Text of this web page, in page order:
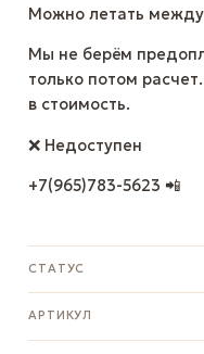
Можно летать
Мы не берём
только потом
в стоимость.
❌ Недоступен
+7(965)783-5623 📲
СТАТУС
АРТИКУЛ